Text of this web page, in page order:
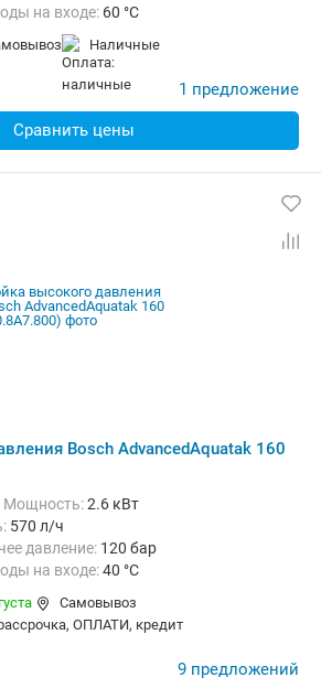
на входе: 60 °C
давления :
наличные
1 предложение
Сравнить цены
Bosch AdvancedAquatak 160
Мощность:2.6 кВт
570 л/ч
давление: 120 бар
на входе:40 °C
давления :
Самовывоз
ОПЛАТИ, кредит
9 предложений